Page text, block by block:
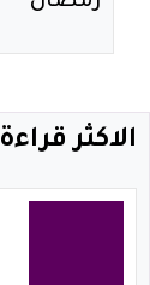
الاكثر قراءة